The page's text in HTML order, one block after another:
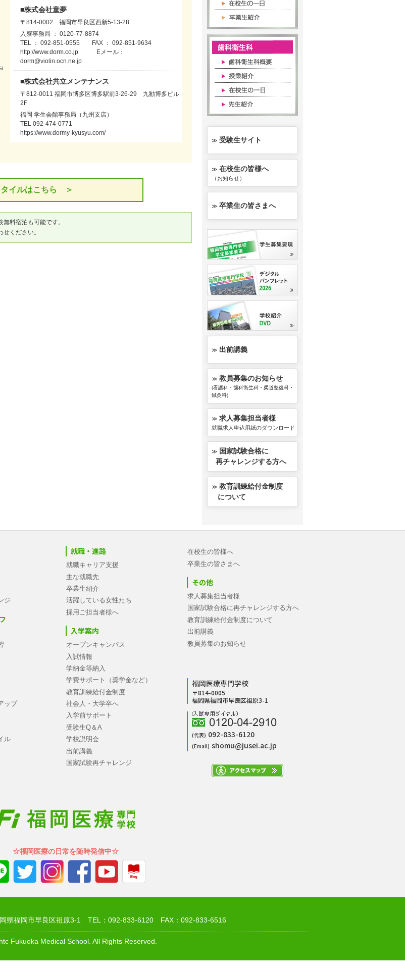
■株式会社童夢
〒814-0002 福岡市早良区西新5-13-28
入寮事務局 ： 0120-77-8874
TEL ： 092-851-0555 FAX ： 092-851-9634
http://www.dorm.co.jp Eメール：
dorm@violin.ocn.ne.jp
■株式会社共立メンテナンス
〒812-0011 福岡市博多区博多駅前3-26-29 九勧博多ビル
2F
福岡 学生会館事務局（九州支店）
TEL 092-474-0771
https://www.dormy-kyusyu.com/
イルはこちら ＞
料宿泊も可能です。
ください。
≫ 受験生サイト
≫ 在校生の皆様へ
（お知らせ）
≫ 卒業生の皆さまへ
≫ 出前講義
≫ 教員募集のお知らせ
(看護科・歯科衛生科・柔道整復科・
鍼灸科)
≫ 求人募集担当者様
就職求人申込用紙のダウンロード
≫ 国家試験合格に
再チャレンジする方へ
≫ 教育訓練給付金制度
について
ジ
ップ
ル
就職・進路
就職キャリア支援
主な就職先
卒業生紹介
活躍している女性たち
採用ご担当者様へ
入学案内
オープンキャンパス
入試情報
学納金等納入
学費サポート（奨学金など）
教育訓練給付金制度
社会人・大学卒へ
入学前サポート
受験生Q＆A
学校説明会
出前講義
国家試験再チャレンジ
在校生の皆様へ
卒業生の皆さまへ
その他
求人募集担当者様
国家試験合格に再チャレンジする方へ
教育訓練給付金制度について
出前講義
教員募集のお知らせ
福岡医療専門学校
〒814-0005
福岡県福岡市早良区祖原3-1
(代表) 092-833-6120
(Email) shomu@jusei.ac.jp
☆福岡医療の日常を随時発信中☆
福岡市早良区祖原3-1 TEL：092-833-6120 FAX：092-833-6516
Fukuoka Medical School. All Rights Reserved.